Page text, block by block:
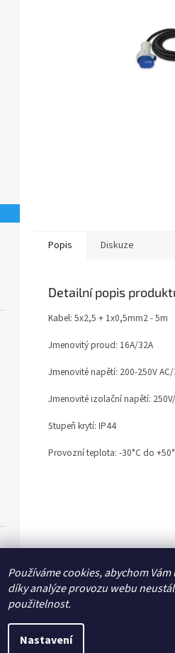
Používáme cookies, abychom
díky analýze provozu webu
použitelnost.
Nastavení
Popis Diskuze
Detailní popis
Kabel: 5x2,5 + 1x0,5mm2 - 5m
Jmenovitý proud: 16A/32A
Jmenovité napětí: 200-250V
Jmenovité izolační napětí:
Stupeň krytí: IP44
Provozní teplota: -30°C do
. Všechna práva vyhrazena.